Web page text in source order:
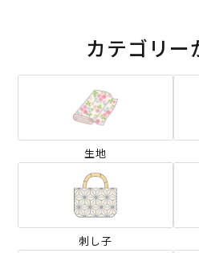
カテゴリー
生地
刺し子